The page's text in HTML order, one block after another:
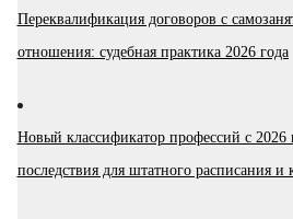
Переквалификация договоров с
отношения: судебная практика 2026 года
Новый классификатор профессий с 2026
последствия для штатного расписания и